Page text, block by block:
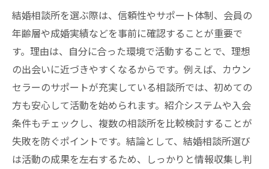
ョン術
結婚相談所で好印象を残す第一歩とは
結婚相談所で第一印象を良くする服装の工
夫
結婚相談所の初対面で好感を持たれる挨拶
と態度
結婚相談所でお見合い成功につなげる笑顔
の重要性
結婚相談所を選ぶ際は、信頼性やサポート体制、会員の
年齢層や成婚実績などを事前に確認することが重要で
す。理由は、自分に合った環境で活動することで、理想
の出会いに近づきやすくなるからです。例えば、カウン
セラーのサポートが充実している相談所では、初めての
方も安心して活動を始められます。紹介システムや入会
条件もチェックし、複数の相談所を比較検討することが
失敗を防ぐポイントです。結論として、結婚相談所選び
は活動の成果を左右するため、しっかりと情報収集し判